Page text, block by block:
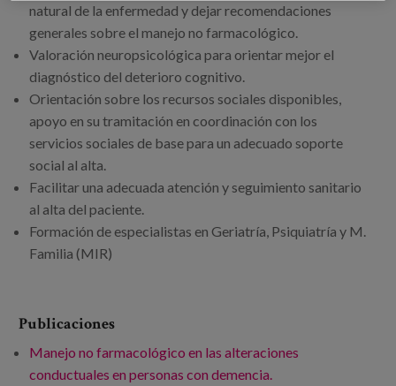
natural de la enfermedad y dejar recomendaciones
generales sobre el manejo no farmacológico.
Valoración neuropsicológica para orientar mejor el
diagnóstico del deterioro cognitivo.
Orientación sobre los recursos sociales disponibles,
apoyo en su tramitación en coordinación con los
servicios sociales de base para un adecuado soporte
social al alta.
Facilitar una adecuada atención y seguimiento sanitario
al alta del paciente.
Formación de especialistas en Geriatría, Psiquiatría y M.
Familia (MIR)
Publicaciones
Manejo no farmacológico en las alteraciones
conductuales en personas con demencia.